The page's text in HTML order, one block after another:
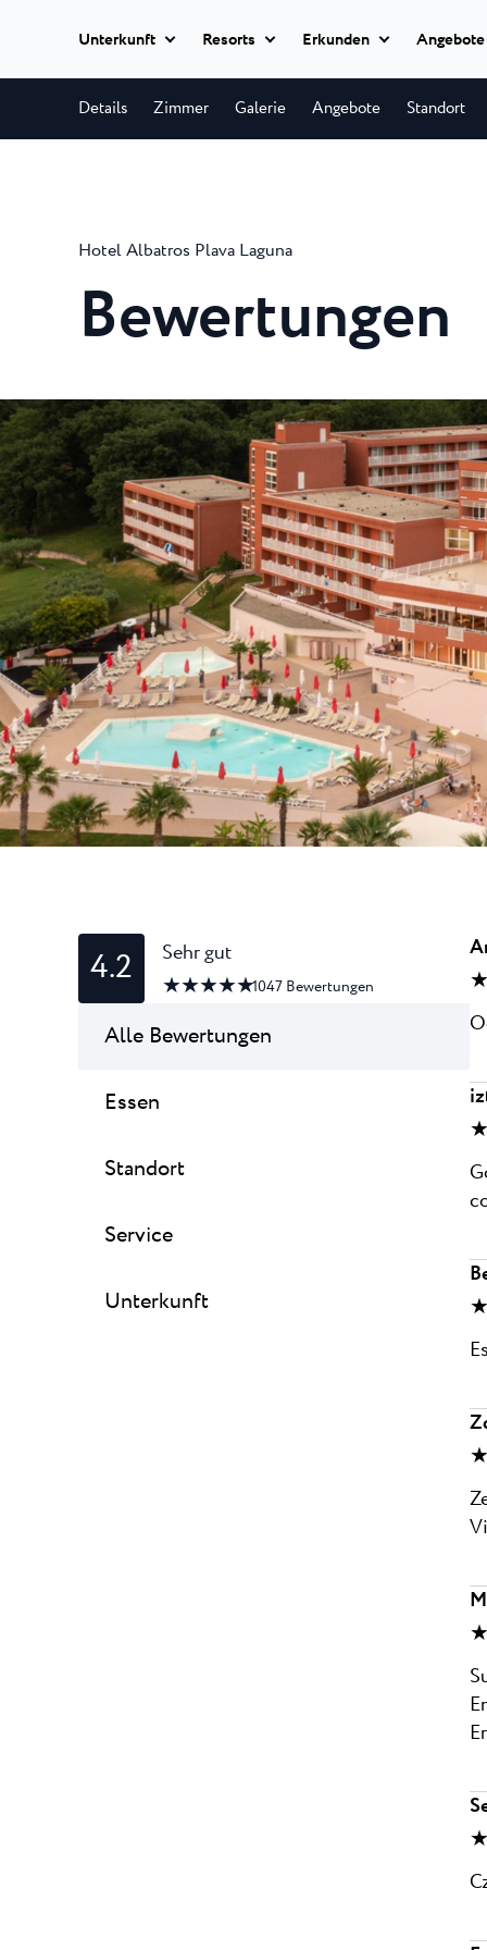
Unterkunft
Alle
Alle Hotels
Hotel Molindrio Plava
Hotel Albatros Plava
Village Galijot Plava
Hotels Umag ★ ★
Hotel Pelegrin Plava
Hotel Garden Istra Plava
Residence Garden Istra
Hotel Umag Plava Laguna
Resorts
Park Resort
Halbinsel, nur
Ein 20-minütiger
Richtung Süden
Stella Maris
Laguna
In dem
Umag werden
Alle Resorts
Erkunden
Istria Experience
Strände
Aktivurlaub
Marinas
Gastronomie
Pepi Club
Alles Erkunden
Angebote
Details Zimmer Galerie Angebote Standort
Hotel Albatros Plava Laguna
Bewertungen
4.2 Sehr gut
★ ★ ★ ★ ★1047 Bewertungen
Alle Bewertungen
Essen
Standort
Service
Unterkunft
Termine hinzufügen